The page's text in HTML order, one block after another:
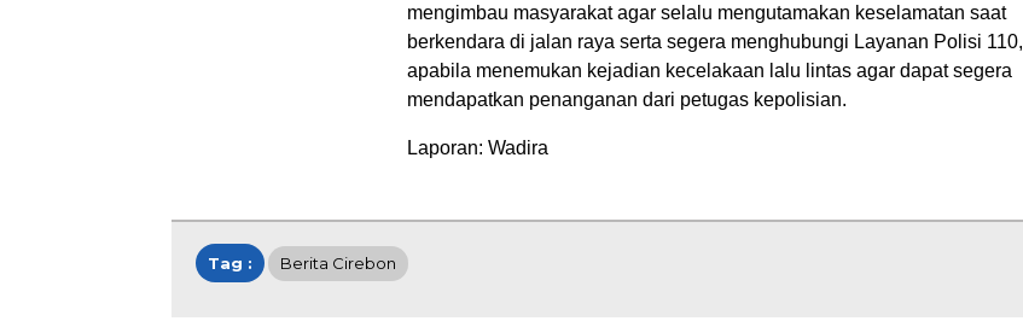
mengimbau masyarakat agar selalu mengutamakan keselamatan saat
berkendara di jalan raya serta segera menghubungi Layanan Polisi 110,
apabila menemukan kejadian kecelakaan lalu lintas agar dapat segera
mendapatkan penanganan dari petugas kepolisian.
Laporan: Wadira
Tag : Berita Cirebon